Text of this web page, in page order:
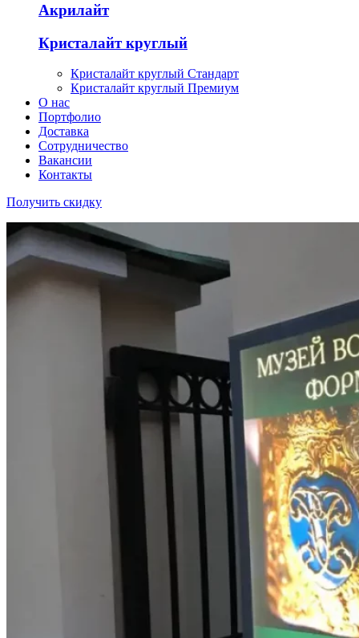
Акрилайт
Кристалайт круглый
Кристалайт круглый Стандарт
Кристалайт круглый Премиум
О нас
Портфолио
Доставка
Сотрудничество
Вакансии
Контакты
Получить скидку